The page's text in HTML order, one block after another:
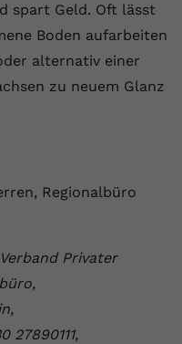
spart Geld. Oft lässt
Boden aufarbeiten
alternativ einer
zu neuem Glanz
Regionalbüro
Privater
27890111,